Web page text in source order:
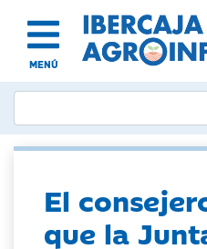
MENÚ
El
que la